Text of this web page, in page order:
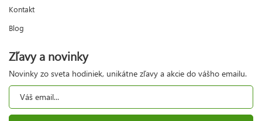
Kontakt
Blog
Zľavy a novinky
Novinky zo sveta hodiniek, unikátne zľavy a akcie do vášho emailu.